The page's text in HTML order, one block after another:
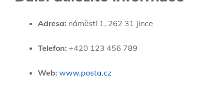
Adresa: náměstí 1, 262 31 Jince
Telefon: +420 123 456 789
Web: www.posta.cz